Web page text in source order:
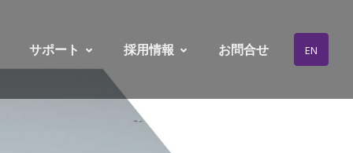
サポート 採用情報 お問合せ EN